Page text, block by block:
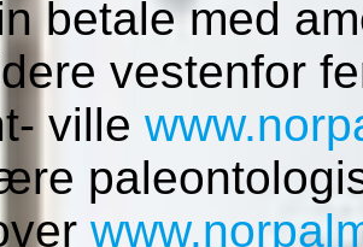
betale med
vestenfor
ville